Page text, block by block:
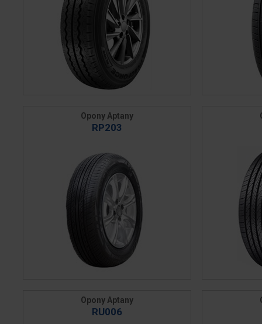
Opony Aptany
RP203
Opony Aptany
RU006